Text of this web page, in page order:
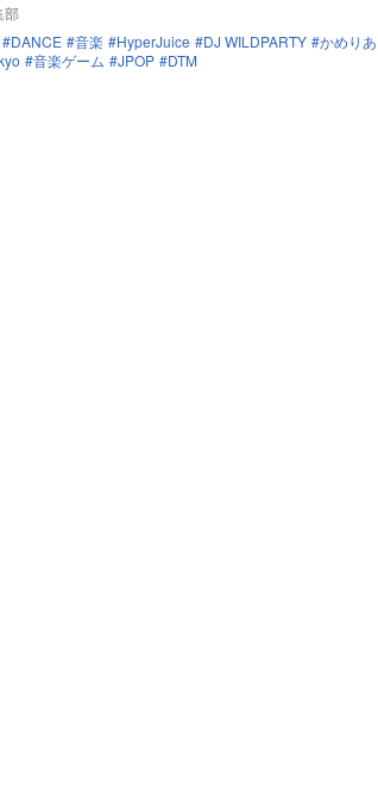
部
DANCE 音楽 HyperJuice DJ WILDPARTY かめりあ
音楽ゲーム JPOP DTM